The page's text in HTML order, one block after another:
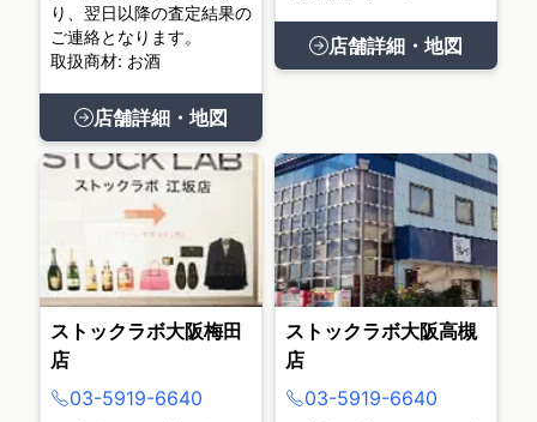
り、翌日以降の査定結果の
ご連絡となります。
取扱商材: お酒
店舗詳細・地図
店舗詳細・地図
ストックラボ大阪梅田
店
03-5919-6640
ストックラボ大阪高槻
店
03-5919-6640